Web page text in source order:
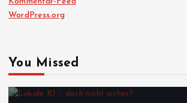
WordPress.org
You Missed